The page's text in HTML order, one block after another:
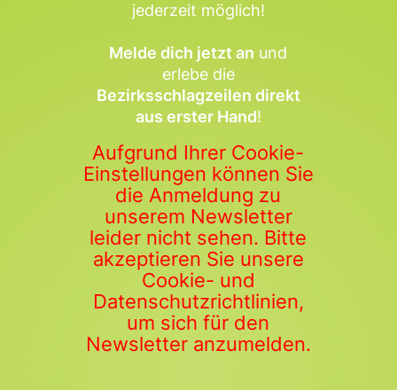
jederzeit möglich!
Melde dich jetzt an und
erlebe die
Bezirksschlagzeilen direkt
aus erster Hand!
Aufgrund Ihrer Cookie-
Einstellungen können Sie
die Anmeldung zu
unserem Newsletter
leider nicht sehen. Bitte
akzeptieren Sie unsere
Cookie- und
Datenschutzrichtlinien,
um sich für den
Newsletter anzumelden.